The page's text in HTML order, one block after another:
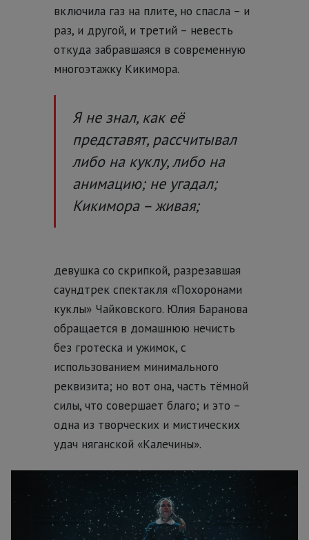
включила газ на плите, но спасла – и
раз, и другой, и третий – невесть
откуда забравшаяся в современную
многоэтажку Кикимора.
Я не знал, как её
представят, рассчитывал
либо на куклу, либо на
анимацию; не угадал;
Кикимора – живая;
девушка со скрипкой, разрезавшая
саундтрек спектакля «Похоронами
куклы» Чайковского. Юлия Баранова
обращается в домашнюю нечисть
без гротеска и ужимок, с
использованием минимального
реквизита; но вот она, часть тёмной
силы, что совершает благо; и это –
одна из творческих и мистических
удач няганской «Калечины».